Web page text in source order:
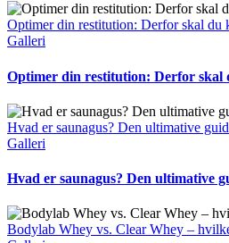
Optimer din restitution: Derfor skal du
Galleri
Optimer din restitution: Derfor skal
Hvad er saunagus? Den ultimative
Galleri
Hvad er saunagus? Den ultimative
Bodylab Whey vs. Clear Whey –